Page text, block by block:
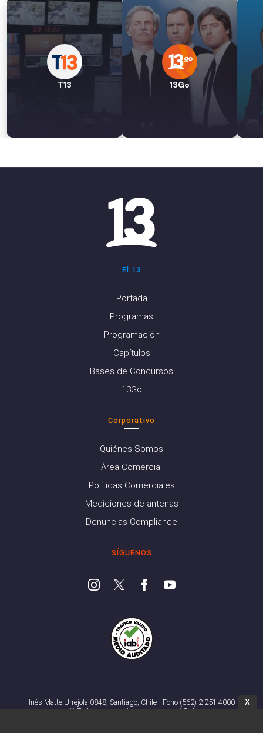
T13 13Go
El 13
Portada
Programas
Programación
Capítulos
Bases de Concursos
13Go
Corporativo
Quiénes Somos
Área Comercial
Políticas Comerciales
Mediciones de antenas
Denuncias Compliance
SÍGUENOS
Inés Matte Urrejola 0848, Santiago, Chile - Fono (562) 2 251 4000
© Todos los derechos reservados. 13.cl
X